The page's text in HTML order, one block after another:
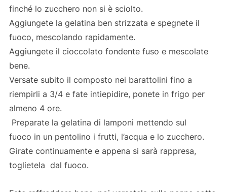
finché lo zucchero non si è sciolto.
Aggiungete la gelatina ben strizzata e spegnete il
fuoco, mescolando rapidamente.
Aggiungete il cioccolato fondente fuso e mescolate
bene.
Versate subito il composto nei barattolini fino a
riempirli a 3/4 e fate intiepidire, ponete in frigo per
almeno 4 ore.
Preparate la gelatina di lamponi mettendo sul
fuoco in un pentolino i frutti, l’acqua e lo zucchero.
Girate continuamente e appena si sarà rappresa,
toglietela dal fuoco.